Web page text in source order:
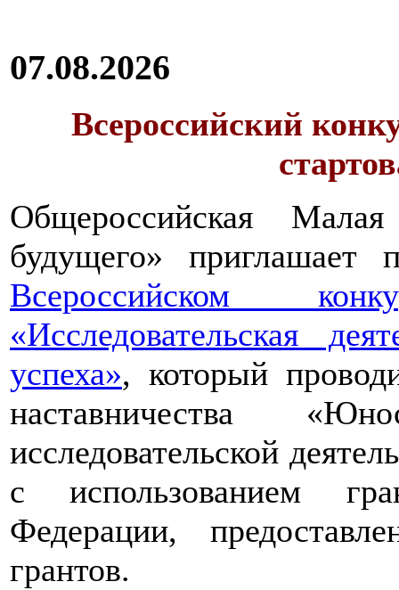
07.08.2026
Всероссийский
Общероссийская
будущего» приглашает
Всероссийском
«Исследовательская
успеха», который
наставничества
исследовательской
с использованием
Федерации,
грантов.